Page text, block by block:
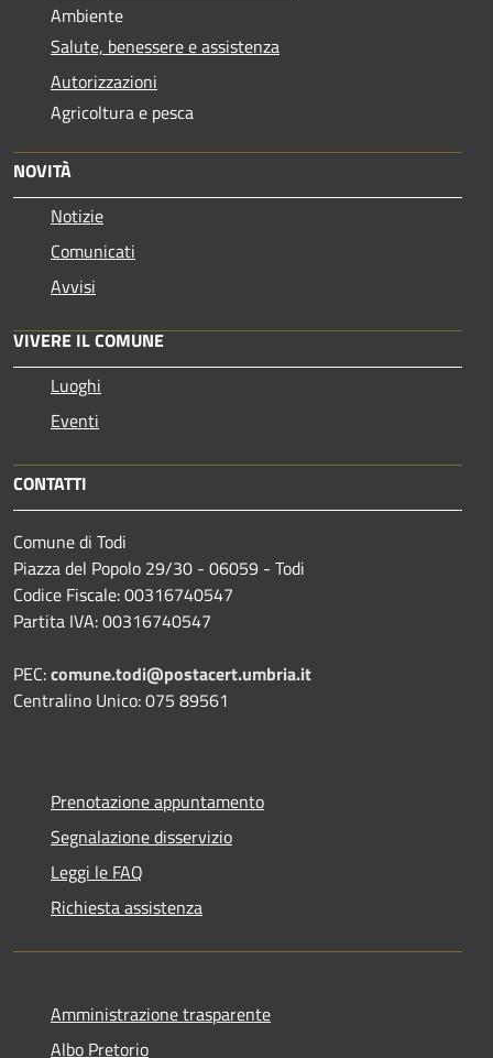
Ambiente
Salute, benessere e assistenza
Autorizzazioni
Agricoltura e pesca
NOVITÀ
Notizie
Comunicati
Avvisi
VIVERE IL COMUNE
Luoghi
Eventi
CONTATTI
Comune di Todi
Piazza del Popolo 29/30 - 06059 - Todi
Codice Fiscale: 00316740547
Partita IVA: 00316740547
PEC:comune.todi@postacert.umbria.it
Centralino Unico: 075 89561
Prenotazione appuntamento
Segnalazione disservizio
Leggi le FAQ
Richiesta assistenza
Amministrazione trasparente
Albo Pretorio